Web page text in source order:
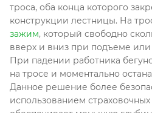
троса, оба конца которого
конструкции лестницы. На
зажим, который свободно
вверх и вниз при подъеме или
При падении работника
на тросе и моментально
Данное решение более
использованием страховочных